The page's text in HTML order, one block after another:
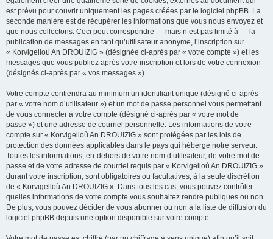
est prévu pour couvrir uniquement les pages créées par le logiciel phpBB. La
seconde manière est de récupérer les informations que vous nous envoyez et
que nous collectons. Ceci peut correspondre — mais n’est pas limité à — la
publication de messages en tant qu’utilisateur anonyme, l’inscription sur
« Korvigelloù An DROUIZIG » (désignée ci-après par « votre compte ») et les
messages que vous publiez après votre inscription et lors de votre connexion
(désignés ci-après par « vos messages »).
Votre compte contiendra au minimum un identifiant unique (désigné ci-après
par « votre nom d’utilisateur ») et un mot de passe personnel vous permettant
de vous connecter à votre compte (désigné ci-après par « votre mot de
passe ») et une adresse de courriel personnelle. Les informations de votre
compte sur « Korvigelloù An DROUIZIG » sont protégées par les lois de
protection des données applicables dans le pays qui héberge notre serveur.
Toutes les informations, en-dehors de votre nom d’utilisateur, de votre mot de
passe et de votre adresse de courriel requis par « Korvigelloù An DROUIZIG »
durant votre inscription, sont obligatoires ou facultatives, à la seule discrétion
de « Korvigelloù An DROUIZIG ». Dans tous les cas, vous pouvez contrôler
quelles informations de votre compte vous souhaitez rendre publiques ou non.
De plus, vous pouvez décider de vous abonner ou non à la liste de diffusion du
logiciel phpBB depuis une option disponible sur votre compte.